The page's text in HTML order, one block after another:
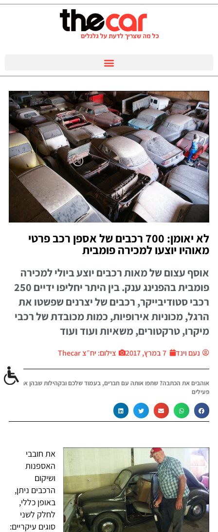
לא יאומן: 700 רכבים של אספן רכב פרטי
מאוהיו יוצעו למכירה פומבית
אוסף עצום של מאות רכבים יוצע ביולי למכירה
פומבית בהפנינג ענק. בין היתר יחליפו ידיים 250
רכבי סטודיבייקר, רכבים של יצרנים שפשטו את
הרגל, מכוניות אירופיות, כמות מכובדת של רכבי
מיקרו, טרקטורים, משאיות ועוד ועוד
נעם וינד 7 במרץ, 2017 צילום: יח״צ Thecar
אוהבים את הכתבה? שתפו אותה עם חברים, בעמוד שלכם ובקהילות שבהן אתם
פעילים
את חובבי
האספנות
ושיקום
הרכבים ניתן,
באופן כללי,
לחלק לשני
סוגים עיקריים: